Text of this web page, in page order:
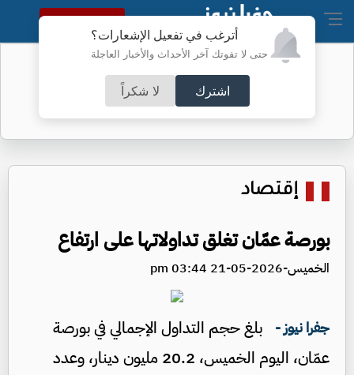
أترغب في تفعيل الإشعارات؟
حتى لا تفوتك آخر الأحداث والأخبار العاجلة
اشترك لا شكراً
النسخة الكاملة
إقتصاد
بورصة عمّان تغلق تداولاتها على ارتفاع
الخميس-2026-05-21 03:44 pm
جفرا نيوز -
بلغ حجم التداول الإجمالي في بورصة
عمّان، اليوم الخميس، 20.2 مليون دينار، وعدد